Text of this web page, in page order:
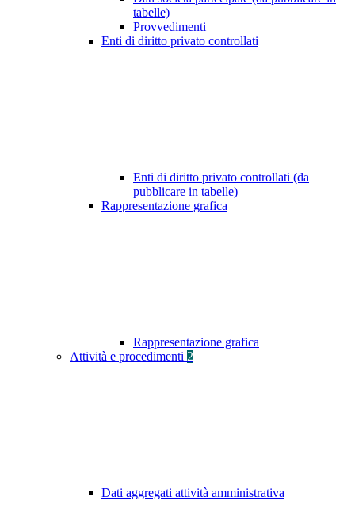
tabelle)
Provvedimenti
Enti di diritto privato controllati
Enti di diritto privato controllati (da
pubblicare in tabelle)
Rappresentazione grafica
Rappresentazione grafica
Attività e procedimenti 2
Dati aggregati attività amministrativa